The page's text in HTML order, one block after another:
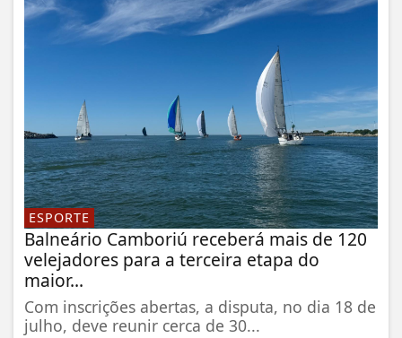
ESPORTE
Balneário Camboriú receberá mais de 120
velejadores para a terceira etapa do
maior...
Com inscrições abertas, a disputa, no dia 18 de
julho, deve reunir cerca de 30...